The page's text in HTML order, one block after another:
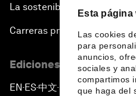
Esta
Las cookies
para
anuncios,
sociales y
compartimos
que haga del
La sostenibilidad en el Foro
Carreras profesionales
Ediciones en otros
EN ▪ES▪中文▪ 日本語